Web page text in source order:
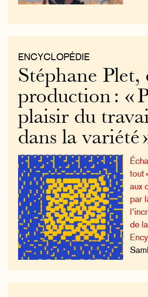
ENCYCLOPÉDIE
Stéphane
production : «
plaisir du
dans la variété
tout
aux
par
de